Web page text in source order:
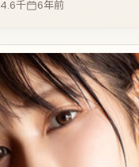
4.6千 6年前